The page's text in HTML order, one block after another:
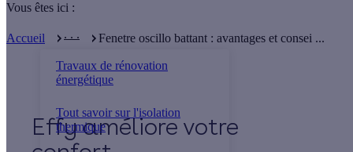
Vous êtes ici :
Accueil . . .
Travaux de rénovation
énergétique
Tout savoir sur l'isolation
thermique
Fenetre oscillo battant : avantages et consei ...
Effy